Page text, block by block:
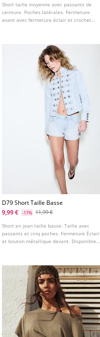
Short taille moyenne avec passants de
ceinture. Poches latérales. Fermeture
avant avec fermeture éclair et crochet
D79 Short Taille Basse
9,99 €
-17% 11,99 €
Short en jean taille basse. Taille avec
passants et cinq poches. Fermeture Éclair
et bouton métallique devant. Disponible